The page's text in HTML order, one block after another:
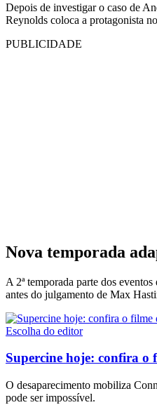
Depois de investigar o caso de
Reynolds coloca a protagonista
PUBLICIDADE
Nova temporada
A 2ª temporada parte dos
antes do julgamento de Max
Escolha do editor
Supercine hoje: confira o
O desaparecimento mobiliza
pode ser impossível.